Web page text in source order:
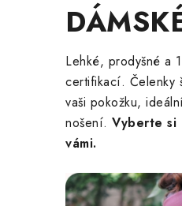
Lehké, prodyšné a
certifikací. Čelenky
vaši pokožku,
nošení. Vyberte si
vámi.